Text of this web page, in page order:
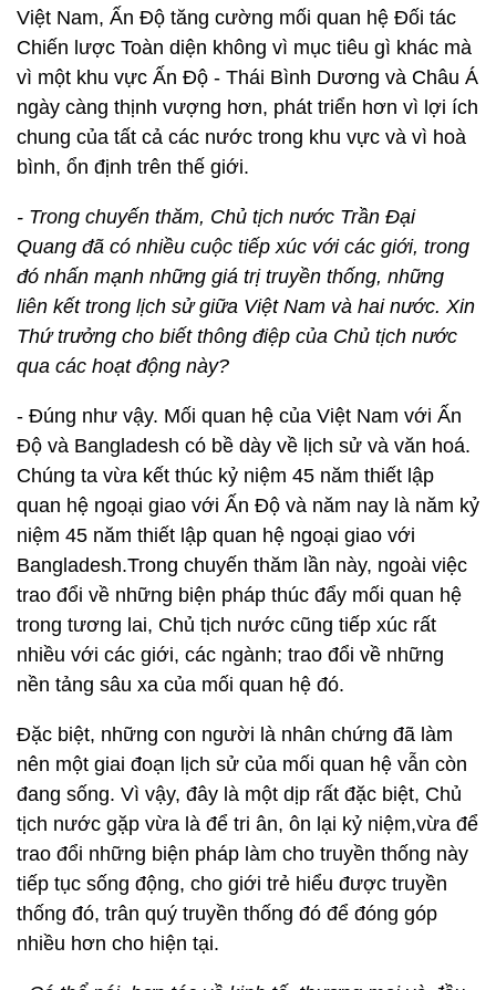
Việt Nam, Ấn Độ tăng cường mối quan hệ Đối tác
Chiến lược Toàn diện không vì mục tiêu gì khác mà
vì một khu vực Ấn Độ - Thái Bình Dương và Châu Á
ngày càng thịnh vượng hơn, phát triển hơn vì lợi ích
chung của tất cả các nước trong khu vực và vì hoà
bình, ổn định trên thế giới.
- Trong chuyến thăm, Chủ tịch nước Trần Đại
Quang đã có nhiều cuộc tiếp xúc với các giới, trong
đó nhấn mạnh những giá trị truyền thống, những
liên kết trong lịch sử giữa Việt Nam và hai nước. Xin
Thứ trưởng cho biết thông điệp của Chủ tịch nước
qua các hoạt động này?
- Đúng như vậy. Mối quan hệ của Việt Nam với Ấn
Độ và Bangladesh có bề dày về lịch sử và văn hoá.
Chúng ta vừa kết thúc kỷ niệm 45 năm thiết lập
quan hệ ngoại giao với Ấn Độ và năm nay là năm kỷ
niệm 45 năm thiết lập quan hệ ngoại giao với
Bangladesh.Trong chuyến thăm lần này, ngoài việc
trao đổi về những biện pháp thúc đẩy mối quan hệ
trong tương lai, Chủ tịch nước cũng tiếp xúc rất
nhiều với các giới, các ngành; trao đổi về những
nền tảng sâu xa của mối quan hệ đó.
Đặc biệt, những con người là nhân chứng đã làm
nên một giai đoạn lịch sử của mối quan hệ vẫn còn
đang sống. Vì vậy, đây là một dịp rất đặc biệt, Chủ
tịch nước gặp vừa là để tri ân, ôn lại kỷ niệm,vừa để
trao đổi những biện pháp làm cho truyền thống này
tiếp tục sống động, cho giới trẻ hiểu được truyền
thống đó, trân quý truyền thống đó để đóng góp
nhiều hơn cho hiện tại.